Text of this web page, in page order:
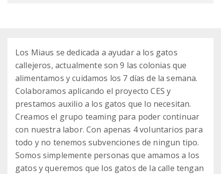
Los Miaus se dedicada a ayudar a los gatos
callejeros, actualmente son 9 las colonias que
alimentamos y cuidamos los 7 días de la semana.
Colaboramos aplicando el proyecto CES y
prestamos auxilio a los gatos que lo necesitan.
Creamos el grupo teaming para poder continuar
con nuestra labor. Con apenas 4 voluntarios para
todo y no tenemos subvenciones de ningun tipo.
Somos simplemente personas que amamos a los
gatos y queremos que los gatos de la calle tengan